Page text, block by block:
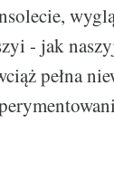
- jak
pełna